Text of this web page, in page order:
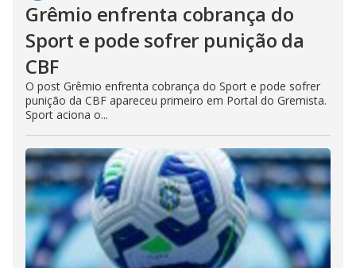
Grêmio enfrenta cobrança do
Sport e pode sofrer punição da
CBF
O post Grêmio enfrenta cobrança do Sport e pode sofrer
punição da CBF apareceu primeiro em Portal do Gremista.
Sport aciona o...